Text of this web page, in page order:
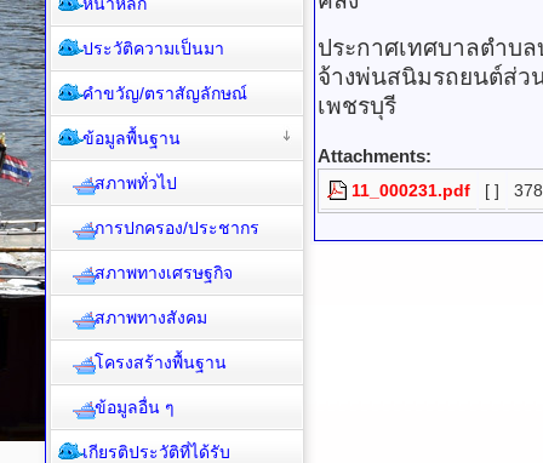
ประกาศเทศบาลตำบล
จ้างพ่นสนิมรถยนต์ส่ว
เพชรบุรี
Attachments:
11_000231.pdf [ ]
ประวัติความเป็นมา
คำขวัญ/ตราสัญลักษณ์
ข้อมูลพื้นฐาน
สภาพทั่วไป
การปกครอง/ประชากร
สภาพทางเศรษฐกิจ
สภาพทางสังคม
โครงสร้างพื้นฐาน
ข้อมูลอื่น ๆ
เกียรติประวัติที่ได้รับ